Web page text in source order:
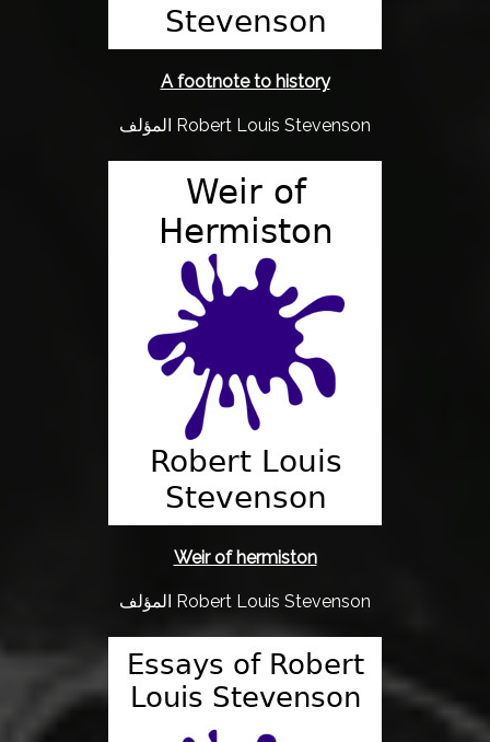
A footnote to history
المؤلف Robert Louis Stevenson
Weir of hermiston
المؤلف Robert Louis Stevenson